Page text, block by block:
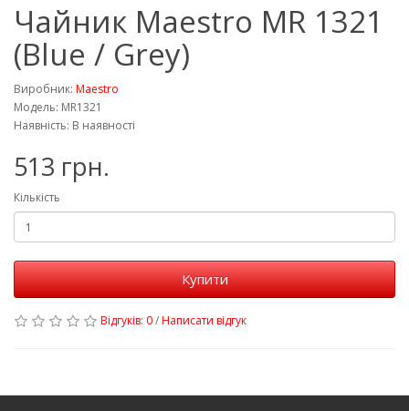
Чайник Maestro MR 1321
(Blue / Grey)
Виробник: Maestro
Модель: MR1321
Наявність: В наявності
513 грн.
Кількість
Купити
Відгуків: 0/Написати відгук